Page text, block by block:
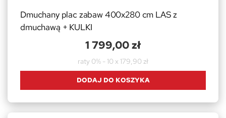
Dmuchany plac zabaw 400x280 cm LAS z
dmuchawą + KULKI
1 799,00 zł
raty 0% - 10 x 179,90 zł
DODAJ DO KOSZYKA